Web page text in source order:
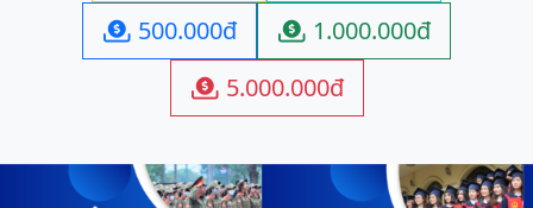
 500.000đ  1.000.000đ
 5.000.000đ